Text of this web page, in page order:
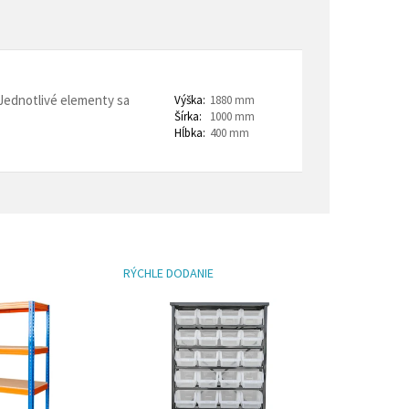
domovy seniorov
horeca
elementy sa
Výška: 1880 mm
Šírka:
1000 mm
Hĺbka: 400 mm
RÝCHLE DODANIE